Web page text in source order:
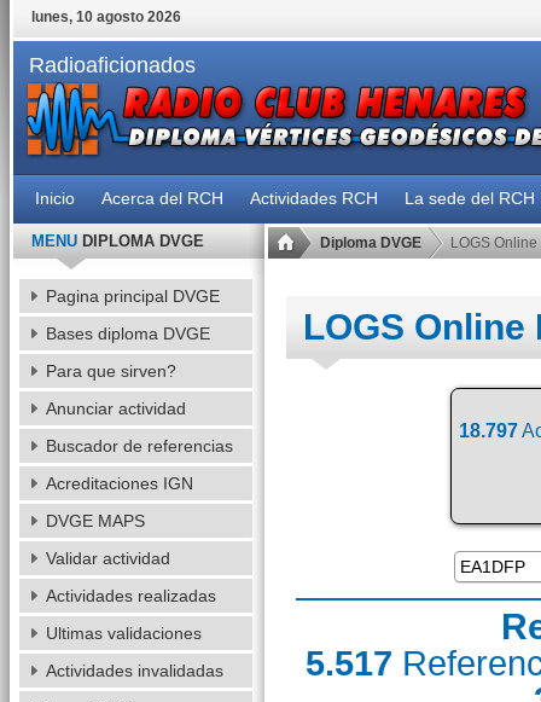
lunes, 10 agosto 2026
Radioaficionados
Inicio Acerca del RCH Actividades RCH La sede del RCH
Diploma DVGE LOGS Online
LOGS Online
18.797
5.517
MENUDIPLOMA DVGE
Pagina principal DVGE
Bases diploma DVGE
Para que sirven?
Anunciar actividad
Buscador de referencias
Acreditaciones IGN
DVGE MAPS
Validar actividad
Actividades realizadas
Ultimas validaciones
Actividades invalidadas